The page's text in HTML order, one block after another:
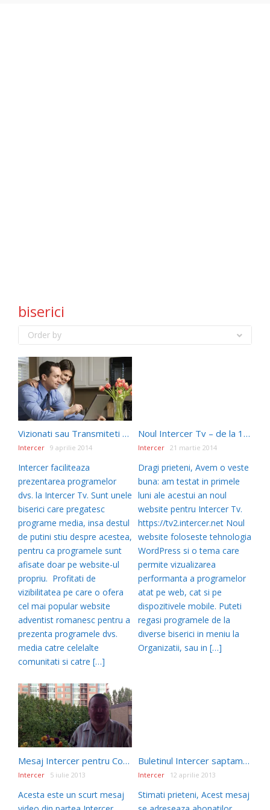
biserici
Order by
Vizionati sau Transmiteti prin Intercer Tv
Intercer 9 aprilie 2014
Intercer faciliteaza
prezentarea programelor
dvs. la Intercer Tv. Sunt unele
biserici care pregatesc
programe media, insa destul
de putini stiu despre acestea,
pentru ca programele sunt
afisate doar pe website-ul
propriu. Profitati de
vizibilitatea pe care o ofera
cel mai popular website
adventist romanesc pentru a
prezenta programele dvs.
media catre celelalte
comunitati si catre […]
Noul Intercer Tv – de la 1 Aprilie 2014
Intercer 21 martie 2014
Dragi prieteni, Avem o veste
buna: am testat in primele
luni ale acestui an noul
website pentru Intercer Tv.
https://tv2.intercer.net Noul
website foloseste tehnologia
WordPress si o tema care
permite vizualizarea
performanta a programelor
atat pe web, cat si pe
dispozitivele mobile. Puteti
regasi programele de la
diverse biserici in meniu la
Organizatii, sau in […]
Mesaj Intercer pentru Conventia Romanilor Adventisti din America de Nord, Chicago 4-7 Iulie 2013
Intercer 5 iulie 2013
Acesta este un scurt mesaj
Buletinul Intercer saptamanal pe email – informatii importante
Intercer 12 aprilie 2013
Stimati prieteni, Acest mesaj